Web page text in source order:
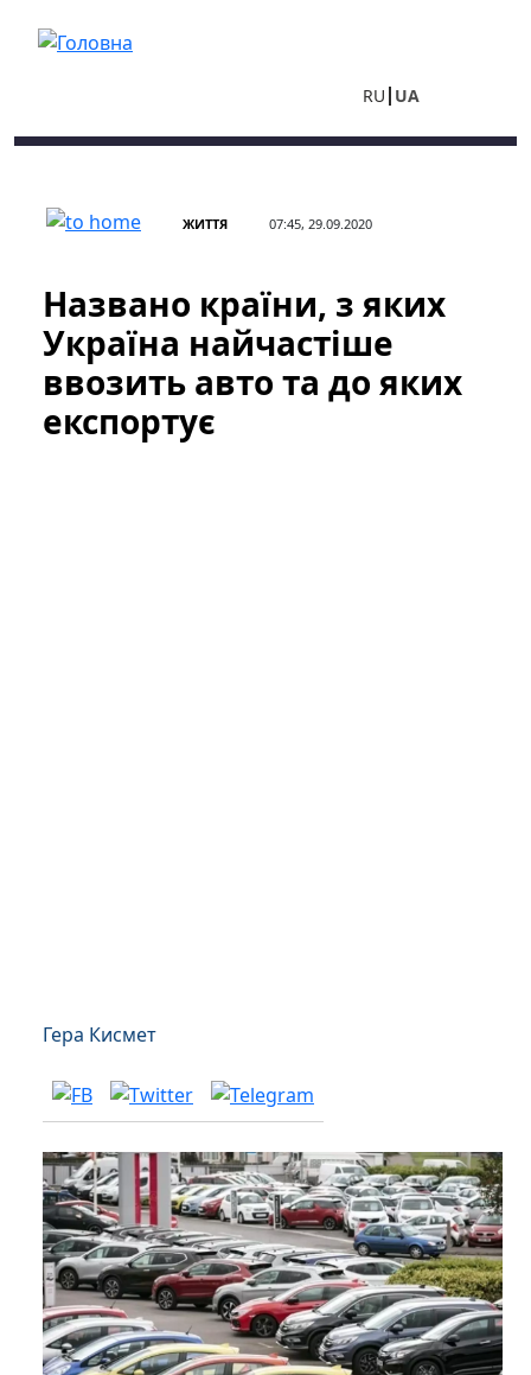
RU UA
ЖИТТЯ 07:45, 29.09.2020
Названо країни, з яких
Україна найчастіше
ввозить авто та до яких
експортує
Гера Кисмет